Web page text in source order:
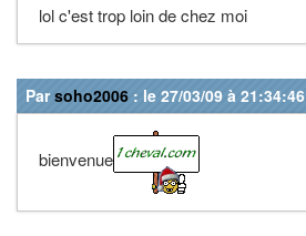
lol c'est trop loin de chez moi
Parsoho2006 : le 27/03/09 à 21:34:46
bienvenue